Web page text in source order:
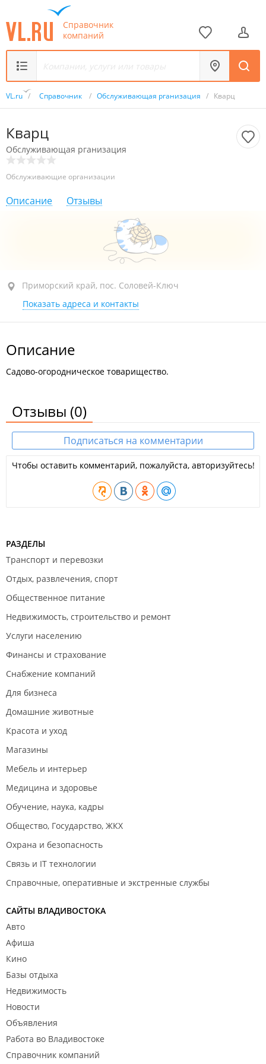
Справочник
компаний
VL.ru / Справочник / Обслуживающая рганизация / Кварц
Кварц
Обслуживающая рганизация
Обслуживающие организации
Описание Отзывы
Приморский край, пос. Соловей-Ключ, участок 4
сегодня закрыто
Приморский край, пос. Соловей-Ключ
Показать адреса и контакты
Описание
Садово-огородническое товарищество.
Отзывы (0)
Подписаться на комментарии
Чтобы оставить комментарий, пожалуйста, авторизуйтесь!
РАЗДЕЛЫ
Транспорт и перевозки
Отдых, развлечения, спорт
Общественное питание
Недвижимость, строительство и ремонт
Услуги населению
Финансы и страхование
Снабжение компаний
Для бизнеса
Домашние животные
Красота и уход
Магазины
Мебель и интерьер
Медицина и здоровье
Обучение, наука, кадры
Общество, Государство, ЖКХ
Охрана и безопасность
Связь и IT технологии
Справочные, оперативные и экстренные службы
САЙТЫ ВЛАДИВОСТОКА
Авто
Афиша
Кино
Базы отдыха
Недвижимость
Новости
Объявления
Работа во Владивостоке
Справочник компаний